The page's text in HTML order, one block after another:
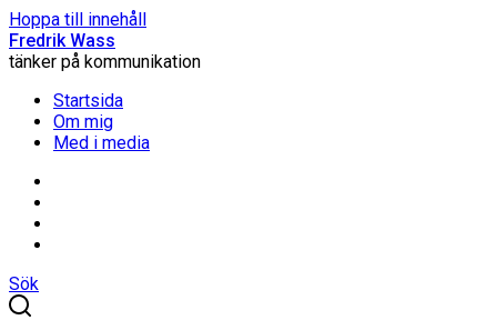
Hoppa till innehåll
Fredrik Wass
tänker på kommunikation
Startsida
Om mig
Med i media
Sök